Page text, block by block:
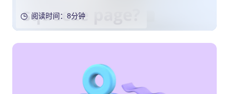
阅读时间：8分钟